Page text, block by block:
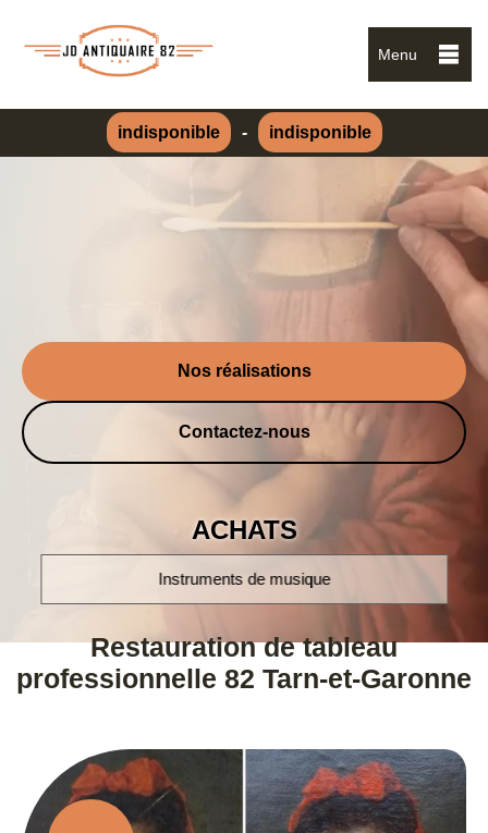
Menu
indisponible - indisponible
Nos réalisations
Contactez-nous
ACHATS
montres poignet et à gousset
Restauration de tableau
professionnelle 82 Tarn-et-Garonne